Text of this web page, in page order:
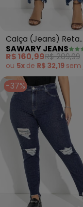
Calça (Jeans) Reta
Sawary
SAWARY JEANS
R$ 160,99R$ 209,99
ou 5x de R$ 32,19 sem
-37%